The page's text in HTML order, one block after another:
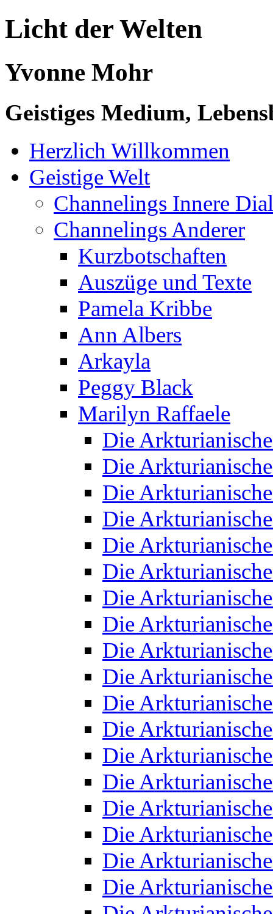
Licht der Welten
Yvonne Mohr
Geistiges Medium,
Herzlich Willkommen
Geistige Welt
Channelings Innere
Channelings Anderer
Kurzbotschaften
Auszüge und Texte
Pamela Kribbe
Ann Albers
Arkayla
Peggy Black
Marilyn Raffaele
Die
Die
Die
Die
Die
Die
Die
Die
Die
Die
Die
Die
Die
Die
Die
Die
Die
Die